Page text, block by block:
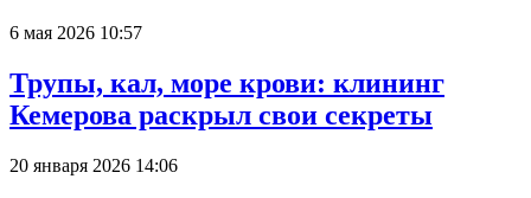
6 мая 2026 10:57
Трупы, кал, море крови: клининг
Кемерова раскрыл свои секреты
20 января 2026 14:06